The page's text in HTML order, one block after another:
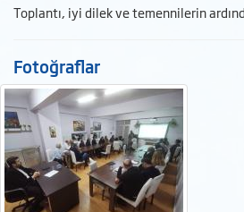
Toplantı, iyi dilek ve temennilerin
Fotoğraflar